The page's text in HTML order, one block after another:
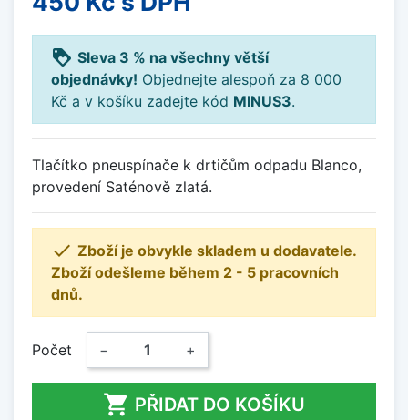
loyalty Sleva 3 % na všechny větší
objednávky! Objednejte alespoň za 8 000
Kč a v košíku zadejte kód MINUS3.
Tlačítko pneuspínače k drtičům odpadu Blanco,
provedení Saténově zlatá.
 Zboží je obvykle skladem u dodavatele.
Zboží odešleme během 2 - 5 pracovních
dnů.
Počet − +
 PŘIDAT DO KOŠÍKU